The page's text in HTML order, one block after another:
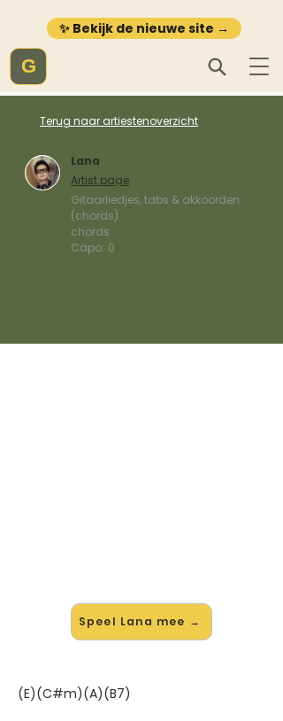
✨ Bekijk de nieuwe site →
G
Terug naar artiestenoverzicht
Lana
Artist page
Gitaarliedjes, tabs & akkoorden
(chords)
chords
Capo: 0
Speel Lana mee →
(E)(C#m)(A)(B7)